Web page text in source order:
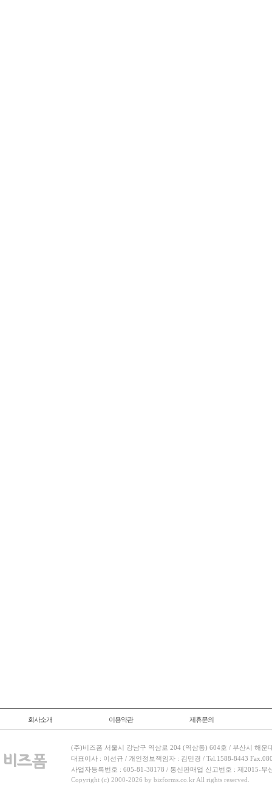
회사소개 이용약관 제휴문의
(주)비즈폼 서울시 강남구 역삼로 204 (역삼동) 604호 / 부산시 해운
대표이사 : 이선규 / 개인정보책임자 : 김민경 / Tel.1588-8443
사업자등록번호 : 605-81-38178 / 통신판매업 신고번호 : 제2015-부
Copyright (c) 2000-2026 by bizforms.co.kr All rights reserved.